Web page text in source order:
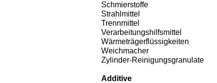
Schmierstoffe
Strahlmittel
Trennmittel
Verarbeitungshilfsmittel
Wärmeträgerflüssigkeiten
Weichmacher
Zylinder-Reinigungsgranulate
Additive